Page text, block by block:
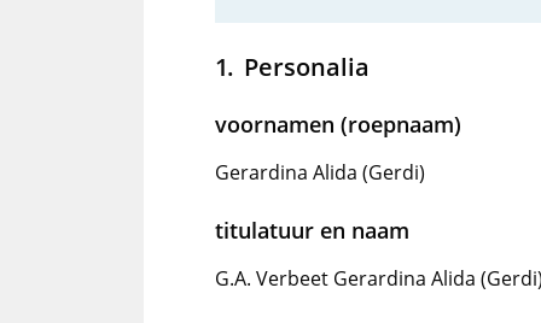
Personalia
voornamen (roepnaam)
Gerardina Alida (Gerdi)
titulatuur en naam
G.A. Verbeet Gerardina Alida (Gerdi)